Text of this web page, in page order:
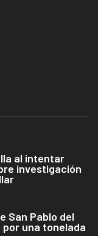
al intentar
investigación
San Pablo del
una tonelada